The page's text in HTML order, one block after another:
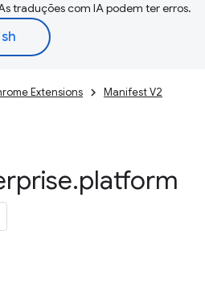
traduções com IA podem ter erros.
Extensions
Manifest V2
.platform